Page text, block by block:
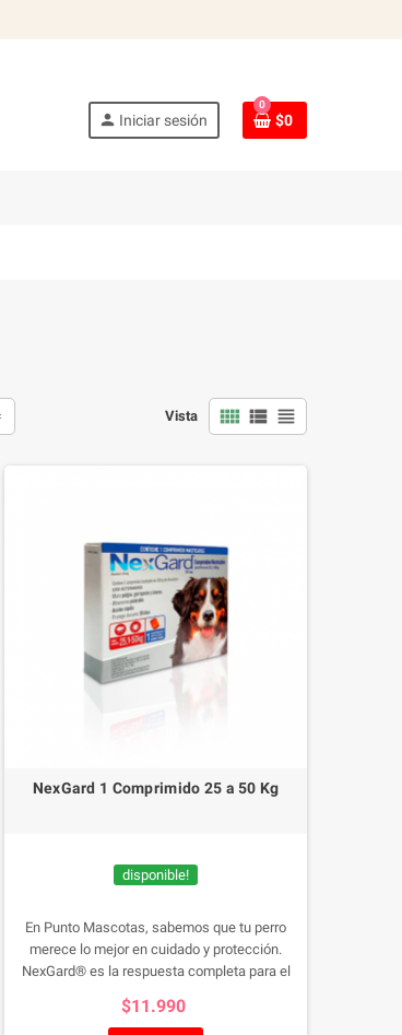
person Iniciar sesión
0
$0
Vista view_comfy view_list view_headline
NexGard 1 Comprimido 25 a 50 Kg
disponible!
En Punto Mascotas, sabemos que tu perro
merece lo mejor en cuidado y protección.
NexGard® es la respuesta completa para el
antiparasitario masticable con sabor a carne
$11.990